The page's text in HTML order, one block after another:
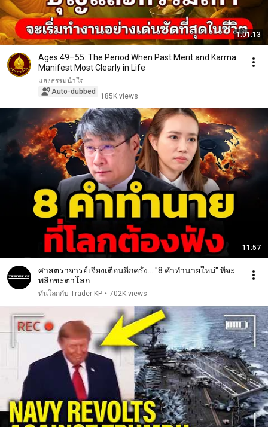
1:01:13
Ages 49–55: The Period When Past Merit and Karma
Manifest Most Clearly in Life
แสงธรรมนำใจ
Auto-dubbed
185K views
11:57
ศาสตราจารย์เจียงเตือนอีกครั้ง... "8 คำทำนายใหม่" ที่จะ
พลิกชะตาโลก
ทันโลกกับ Trader KP • 702K views